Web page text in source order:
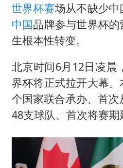
胡彦斌
世界杯赛场从不缺少
中国品牌参与世界杯
生根本性转变。
北京时间6月12日凌晨
界杯将正式拉开大幕
个国家联合承办、首
48支球队、首次将赛期